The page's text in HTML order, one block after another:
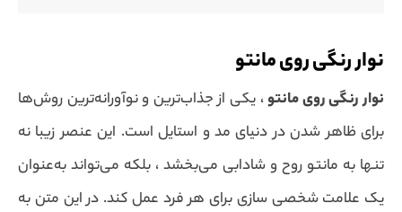
نوار رنگی روی مانتو
نوار رنگی روی مانتو، یکی از جذاب‌ترین و نوآورانه‌ترین روش‌ها
برای ظاهر شدن در دنیای مد و استایل است. این عنصر زیبا نه
تنها به مانتو روح و شادابی می‌بخشد ، بلکه می‌تواند به‌عنوان
یک علامت شخصی سازی برای هر فرد عمل کند. در این متن به